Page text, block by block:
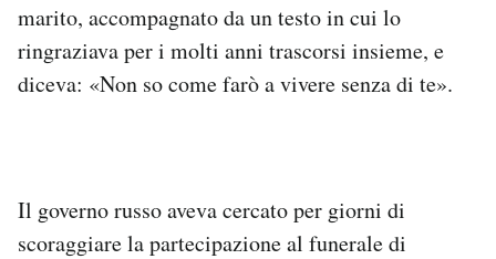
marito, accompagnato da un testo in cui lo
ringraziava per i molti anni trascorsi insieme, e
diceva: «Non so come farò a vivere senza di te».
Il governo russo aveva cercato per giorni di
scoraggiare la partecipazione al funerale di